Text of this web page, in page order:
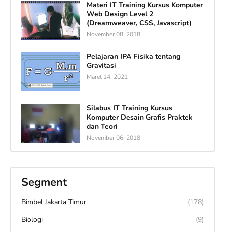
Materi IT Training Kursus Komputer
Web Design Level 2
(Dreamweaver, CSS, Javascript)
November 08, 2018
Pelajaran IPA Fisika tentang
Gravitasi
Maret 14, 2021
Silabus IT Training Kursus
Komputer Desain Grafis Praktek
dan Teori
November 06, 2018
Segment
Bimbel Jakarta Timur
(178)
Biologi
(9)